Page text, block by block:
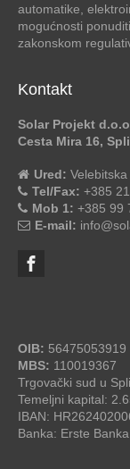
automatike,
mogućnosti
zakonskom
Kontakt
Solar Projekt
Cesta Mira 16,
Ured:
Tel/Fax: +385
Mob 1: +385 99
E-mail:
OIB: 56475053919
MBS: 110019367
Trgovački sud u
Temeljni kapital:
IBAN:
Banka: Erste Banka